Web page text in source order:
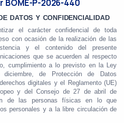
BOME-P-2026-440
DATOS Y CONFIDENCIALIDAD
el carácter confidencial de toda
con ocasión de la realización de las
y el contenido del presente
que se acuerden al respecto
cumplimiento a lo previsto en la Ley
de Protección de Datos
digitales y el Reglamento (UE)
y del Consejo de 27 de abril de
de las personas físicas en lo que
personales y a la libre circulación de